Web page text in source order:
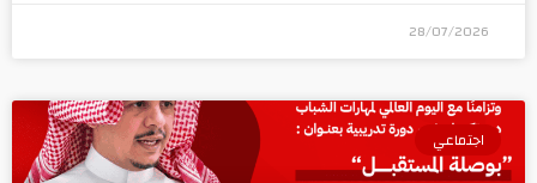
28/07/2026
اجتماعي